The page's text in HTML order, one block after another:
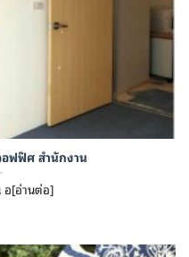
ฟฟิศ สำนักงาน
อ[อ่านต่อ]